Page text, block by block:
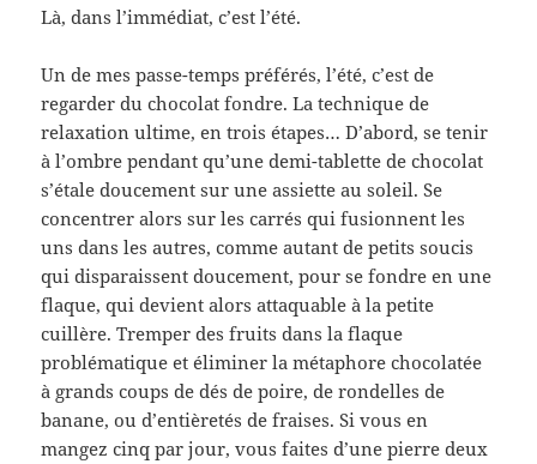
Là, dans l’immédiat, c’est l’été.
Un de mes passe-temps préférés, l’été, c’est de
regarder du chocolat fondre. La technique de
relaxation ultime, en trois étapes… D’abord, se tenir
à l’ombre pendant qu’une demi-tablette de chocolat
s’étale doucement sur une assiette au soleil. Se
concentrer alors sur les carrés qui fusionnent les
uns dans les autres, comme autant de petits soucis
qui disparaissent doucement, pour se fondre en une
flaque, qui devient alors attaquable à la petite
cuillère. Tremper des fruits dans la flaque
problématique et éliminer la métaphore chocolatée
à grands coups de dés de poire, de rondelles de
banane, ou d’entièretés de fraises. Si vous en
mangez cinq par jour, vous faites d’une pierre deux